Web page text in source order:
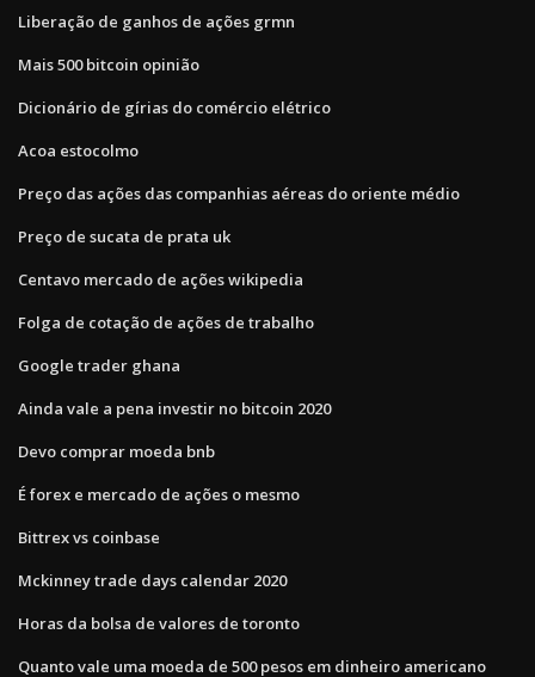
Liberação de ganhos de ações grmn
Mais 500 bitcoin opinião
Dicionário de gírias do comércio elétrico
Acoa estocolmo
Preço das ações das companhias aéreas do oriente médio
Preço de sucata de prata uk
Centavo mercado de ações wikipedia
Folga de cotação de ações de trabalho
Google trader ghana
Ainda vale a pena investir no bitcoin 2020
Devo comprar moeda bnb
É forex e mercado de ações o mesmo
Bittrex vs coinbase
Mckinney trade days calendar 2020
Horas da bolsa de valores de toronto
Quanto vale uma moeda de 500 pesos em dinheiro americano